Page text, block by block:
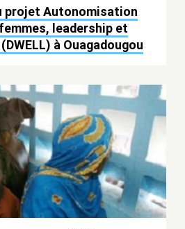
projet Autonomisation
leadership et
à Ouagadougou